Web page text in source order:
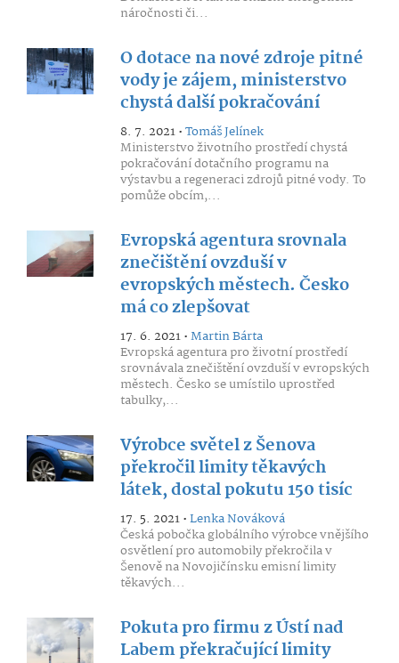
náročnosti či...
O dotace na nové zdroje pitné
vody je zájem, ministerstvo
chystá další pokračování
8. 7. 2021 •Tomáš Jelínek
Ministerstvo životního prostředí chystá
pokračování dotačního programu na
výstavbu a regeneraci zdrojů pitné vody. To
pomůže obcím,...
Evropská agentura srovnala
znečištění ovzduší v
evropských městech. Česko
má co zlepšovat
17. 6. 2021 •Martin Bárta
Evropská agentura pro životní prostředí
srovnávala znečištění ovzduší v evropských
městech. Česko se umístilo uprostřed
tabulky,...
Výrobce světel z Šenova
překročil limity těkavých
látek, dostal pokutu 150 tisíc
17. 5. 2021 •Lenka Nováková
Česká pobočka globálního výrobce vnějšího
osvětlení pro automobily překročila v
Šenově na Novojičínsku emisní limity
těkavých...
Pokuta pro firmu z Ústí nad
Labem překračující limity